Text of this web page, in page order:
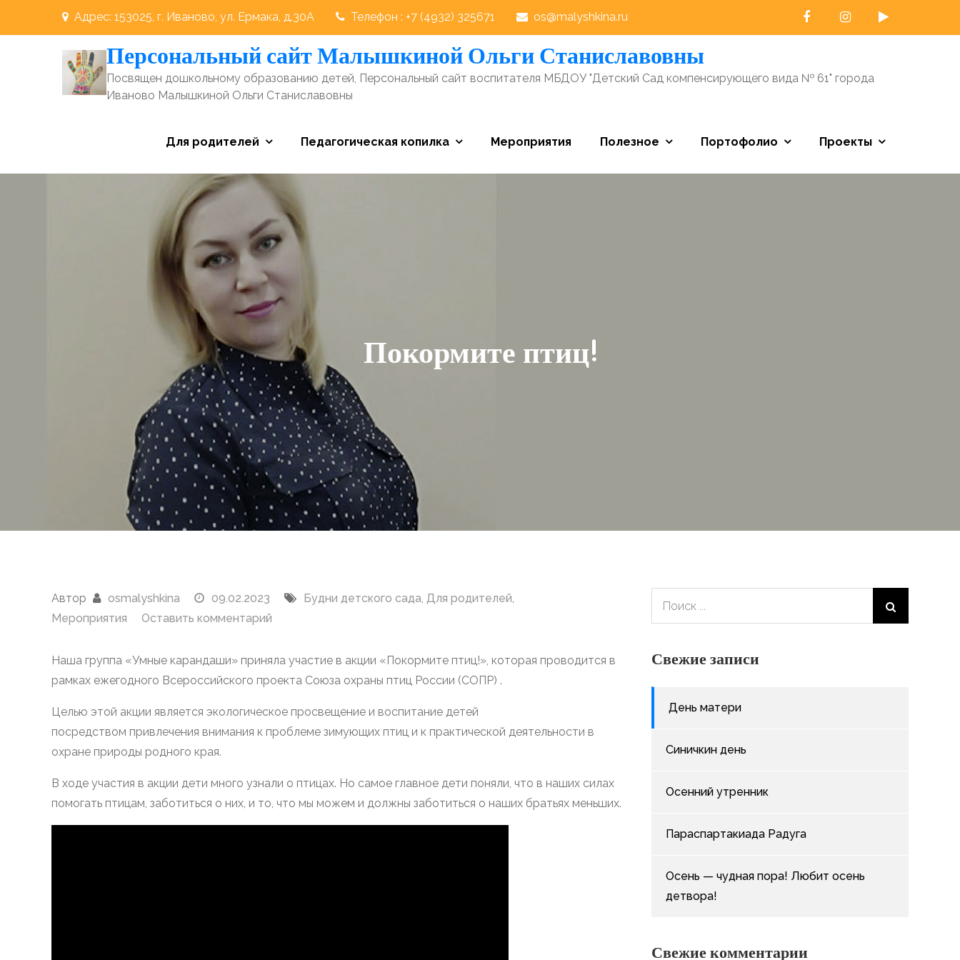
содержимому
Адрес: 153025, г. Иваново, ул. Ермака, д.30А Телефон : +7 (4932) 325671 os@malyshkina.ru
Персональный сайт Малышкиной Ольги Станиславовны
Посвящен дошкольному образованию детей, Персональный сайт воспитателя МБДОУ "Детский Сад компенсирующего вида № 61" города
Иваново Малышкиной Ольги Станиславовны
Для родителей Педагогическая копилка Мероприятия Полезное Портофолио Проекты
Покормите птиц!
Автор osmalyshkina 09.02.2023 Будни детского сада, Для родителей,
Мероприятия
Оставить комментарий
птиц!
Наша группа «Умные карандаши» приняла участие в акции «Покормите птиц!», которая проводится в
рамках ежегодного Всероссийского проекта Союза охраны птиц России (СОПР) .
Целью этой акции является экологическое просвещение и воспитание детей
посредством привлечения внимания к проблеме зимующих птиц и к практической деятельности в
охране природы родного края.
В ходе участия в акции дети много узнали о птицах. Но самое главное дети поняли, что в наших силах
помогать птицам, заботиться о них, и то, что мы можем и должны заботиться о наших братьях меньших.
Свежие записи
День матери
Синичкин день
Осенний утренник
Параспартакиада Радуга
Осень — чудная пора! Любит осень
детвора!
Свежие комментарии